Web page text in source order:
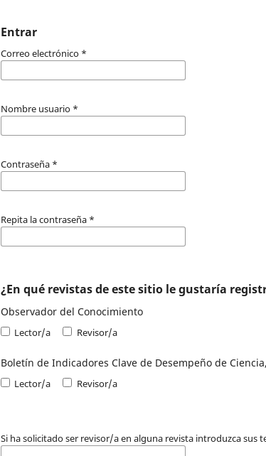
Entrar
Correo electrónico *
Nombre usuario *
Contraseña *
Repita la contraseña *
¿En qué revistas de este sitio le gustaría
Observador del Conocimiento
Lector/a Revisor/a
Boletín de Indicadores Clave de Desempeño de
Lector/a Revisor/a
Si ha solicitado ser revisor/a en alguna revista introduzca sus